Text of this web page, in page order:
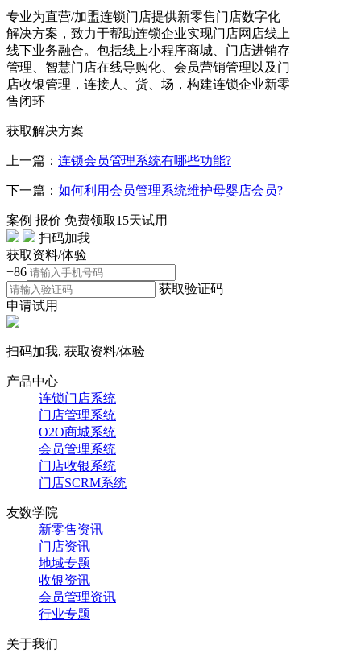
专业为直营/加盟连锁门店提供新零售门店数字化
解决方案，致力于帮助连锁企业实现门店网店线上
线下业务融合。包括线上小程序商城、门店进销存
管理、智慧门店在线导购化、会员营销管理以及门
店收银管理，连接人、货、场，构建连锁企业新零
售闭环
获取解决方案
上一篇： 连锁会员管理系统有哪些功能?
下一篇： 如何利用会员管理系统维护母婴店会员?
案例 报价 免费领取15天试用
扫码加我
获取资料/体验
+86
获取验证码
申请试用
扫码加我, 获取资料/体验
产品中心
连锁门店系统
门店管理系统
O2O商城系统
会员管理系统
门店收银系统
门店SCRM系统
友数学院
新零售资讯
门店资讯
地域专题
收银资讯
会员管理资讯
行业专题
关于我们